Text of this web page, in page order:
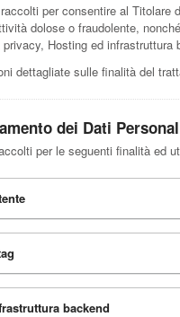
per consentire al
dolose o fraudolente,
Hosting ed infrastruttura
dettagliate sulle finalità del
dei Dati
per le seguenti finalità ed
backend